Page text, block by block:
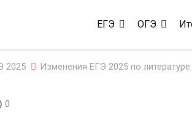
ЕГЭ ОГЭ
2025 Изменения ЕГЭ 2025 по литературе
0